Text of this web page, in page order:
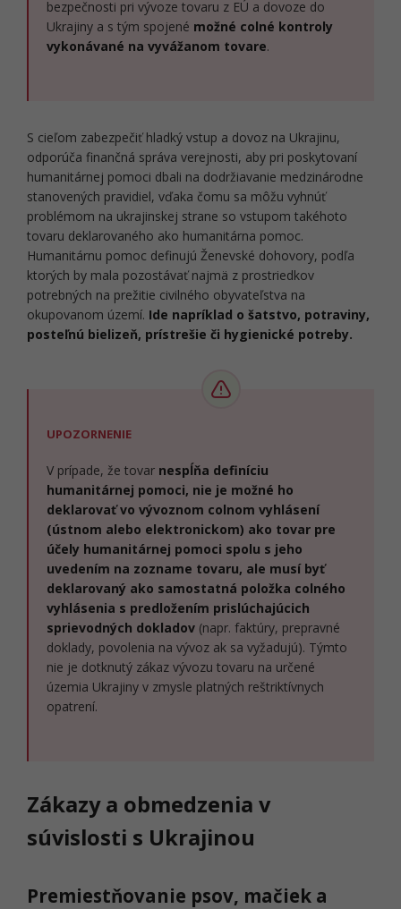
bezpečnosti pri vývoze tovaru z EÚ a dovoze do
Ukrajiny a s tým spojené možné colné kontroly
vykonávané na vyvážanom tovare.
S cieľom zabezpečiť hladký vstup a dovoz na Ukrajinu,
odporúča finančná správa verejnosti, aby pri poskytovaní
humanitárnej pomoci dbali na dodržiavanie medzinárodne
stanovených pravidiel, vďaka čomu sa môžu vyhnúť
problémom na ukrajinskej strane so vstupom takéhoto
tovaru deklarovaného ako humanitárna pomoc.
Humanitárnu pomoc definujú Ženevské dohovory, podľa
ktorých by mala pozostávať najmä z prostriedkov
potrebných na prežitie civilného obyvateľstva na
okupovanom území. Ide napríklad o šatstvo, potraviny,
posteľnú bielizeň, prístrešie či hygienické potreby.
UPOZORNENIE
V prípade, že tovar nespĺňa definíciu
humanitárnej pomoci, nie je možné ho
deklarovať vo vývoznom colnom vyhlásení
(ústnom alebo elektronickom) ako tovar pre
účely humanitárnej pomoci spolu s jeho
uvedením na zozname tovaru, ale musí byť
deklarovaný ako samostatná položka colného
vyhlásenia s predložením prislúchajúcich
sprievodných dokladov (napr. faktúry, prepravné
doklady, povolenia na vývoz ak sa vyžadujú). Týmto
nie je dotknutý zákaz vývozu tovaru na určené
územia Ukrajiny v zmysle platných reštriktívnych
opatrení.
Zákazy a obmedzenia v
súvislosti s Ukrajinou
Premiestňovanie psov, mačiek a